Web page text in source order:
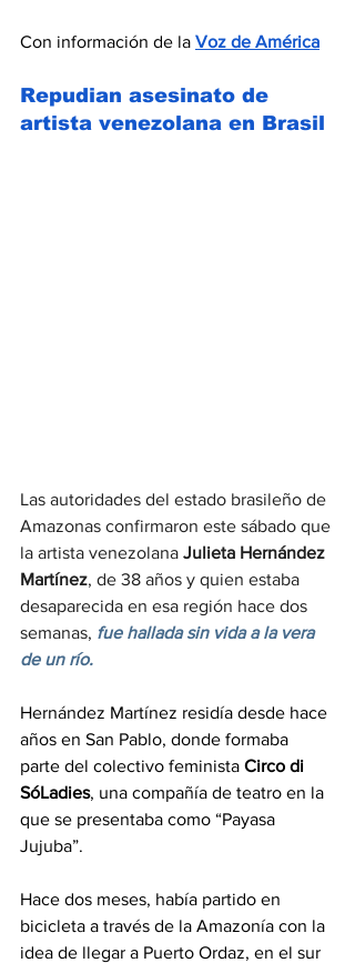
Con información de la Voz de América
Repudian asesinato de
artista venezolana en Brasil
Las autoridades del estado brasileño de
Amazonas confirmaron este sábado que
la artista venezolana Julieta Hernández
Martínez, de 38 años y quien estaba
desaparecida en esa región hace dos
semanas, fue hallada sin vida a la vera
de un río.
Hernández Martínez residía desde hace
años en San Pablo, donde formaba
parte del colectivo feminista Circo di
SóLadies, una compañía de teatro en la
que se presentaba como “Payasa
Jujuba”.
Hace dos meses, había partido en
bicicleta a través de la Amazonía con la
idea de llegar a Puerto Ordaz, en el sur